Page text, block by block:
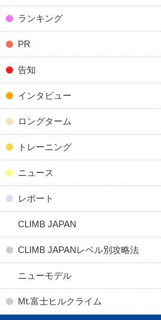
ランキング
PR
告知
インタビュー
ロングターム
トレーニング
ニュース
レポート
CLIMB JAPAN
CLIMB JAPANレベル別攻略法
ニューモデル
Mt.富士ヒルクライム